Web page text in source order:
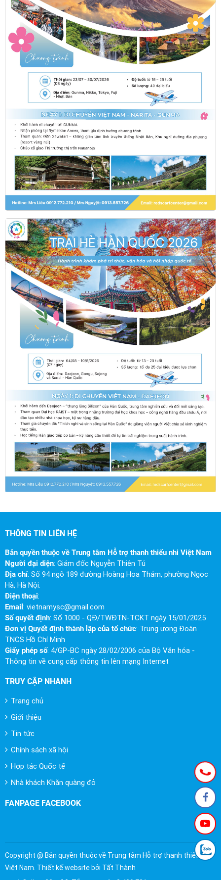
THÔNG TIN LIÊN HỆ
Bản quyền thuộc về Trung tâm Hỗ trợ thanh thiếu nhi Việt Nam
Người đại diện: Giám đốc Nguyễn Thiên Tú
Địa chỉ: Số 94 ngõ 189 đường Hoàng Hoa Thám, phường Ngọc
Hà, Hà Nội.
Điện thoại:
Email : vietnamysc@gmail.com
Số quyết định: Số 1000 - QĐ/TWĐTN-TCKT ngày 15/01/2025
Đơn vị Quyết định thành lập của tổ chức: Trung ương Đoàn
TNCS Hồ Chí Minh
Giấy phép số: 4/GP-BC ngày 28/02/2006 của Bộ Văn hóa -
Thông tin về cung cấp thông tin lên mạng Internet
TRUY CẬP NHANH
Trang chủ
Giới thiệu
Tin tức
Chính sách xã hội
Hợp tác Quốc tế
Nhà khách Khăn quàng đỏ
FANPAGE FACEBOOK
Copyright @ Bản quyền thuộc về Trung tâm Hỗ trợ thanh thiếu nhi
Việt Nam. Thiết kế website bởi Tất Thành